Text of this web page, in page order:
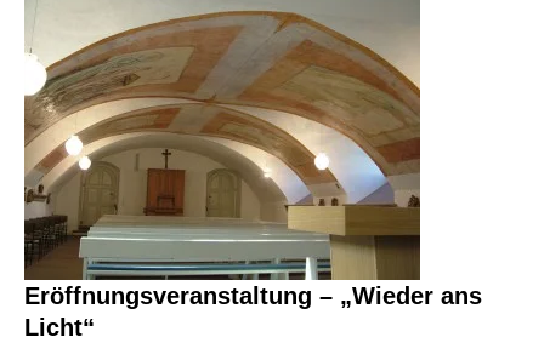
Eröffnungsveranstaltung – „Wieder ans
Licht“